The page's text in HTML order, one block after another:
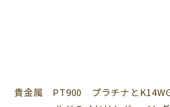
貴金属 PT900 プラチナと